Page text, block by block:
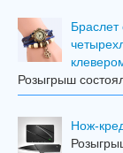
Браслет
Розыгрыш
Нож-